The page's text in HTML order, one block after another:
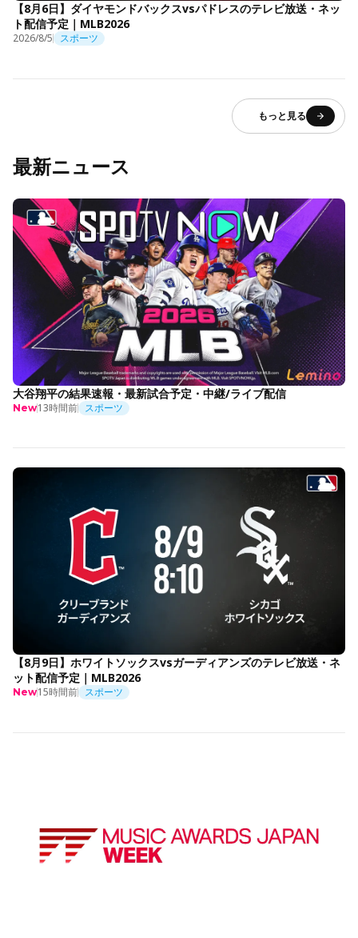
【8月6日】ダイヤモンドバックスvsパドレスのテレビ放送・ネッ
ト配信予定｜MLB2026
2026/8/5 スポーツ
もっと見る
最新ニュース
大谷翔平の結果速報・最新試合予定・中継/ライブ配信
New13時間前 スポーツ
【8月9日】ホワイトソックスvsガーディアンズのテレビ放送・ネ
ット配信予定｜MLB2026
New15時間前 スポーツ